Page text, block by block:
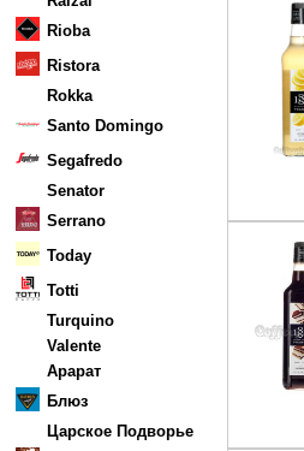
Rioba
Ristora
Rokka
Santo Domingo
Segafredo
Senator
Serrano
Today
Totti
Turquino
Valente
Арарат
Блюз
Царское Подворье